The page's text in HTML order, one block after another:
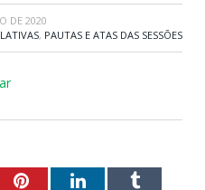
DE 2020
, PAUTAS E ATAS DAS SESSÕES
PinterestLinkedInTumblr